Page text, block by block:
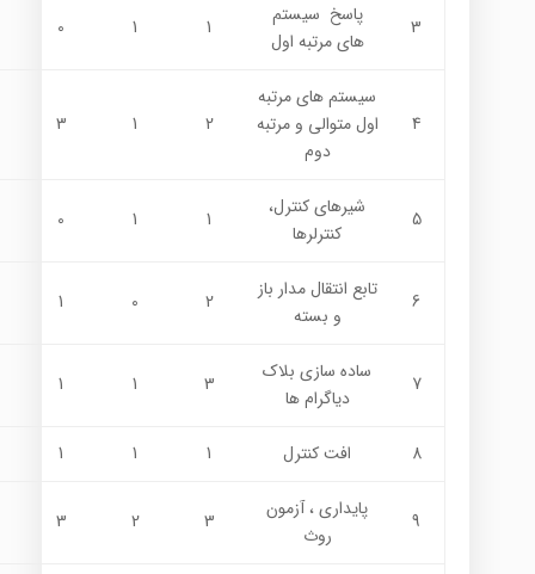
3
پاسخ سيستم
هاي مرتبه اول
1
1
0
4
سيستم هاي مرتبه
اول متوالي و مرتبه
دوم
2
1
3
5
شيرهاي كنترل،
كنترلرها
1
1
0
6
تابع انتقال مدار باز
و بسته
2
0
1
7
ساده سازي بلاك
دياگرام ها
3
1
1
8 افت كنترل 1
1
1
9
پايداري ، آزمون
روث
3
2
3